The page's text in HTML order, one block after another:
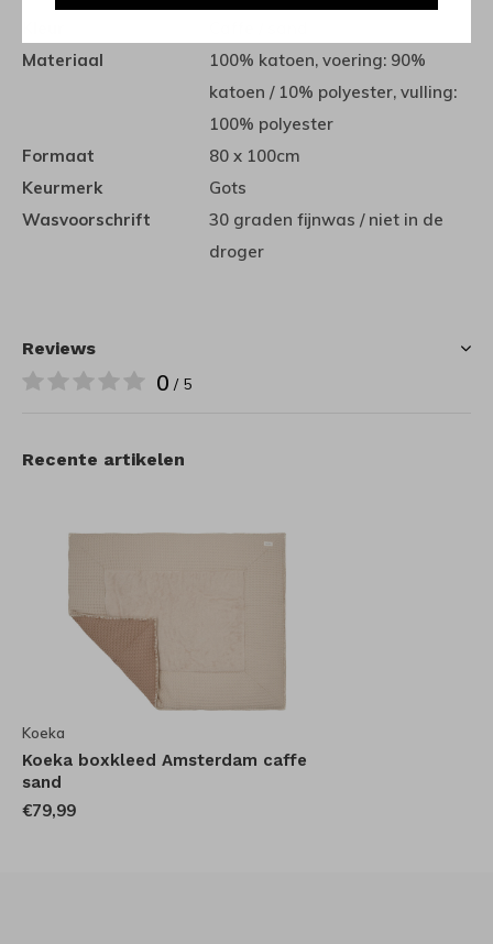
Materiaal
100% katoen, voering: 90%
katoen / 10% polyester, vulling:
100% polyester
Formaat
80 x 100cm
Keurmerk
Gots
Wasvoorschrift
30 graden fijnwas / niet in de
droger
Reviews
0 / 5
Recente artikelen
Koeka
Koeka boxkleed Amsterdam caffe
sand
€79,99